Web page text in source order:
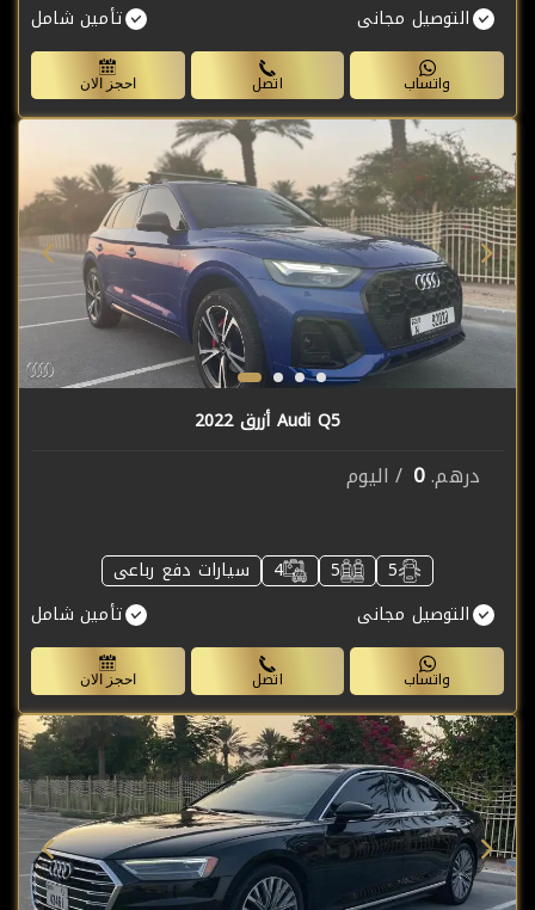
التوصيل مجانى
تأمين شامل
واتساب اتصل احجز الان
Audi Q5 أزرق 2022
درهم.0 / اليوم
5
5
4
سيارات دفع رباعى
التوصيل مجانى
تأمين شامل
واتساب اتصل احجز الان